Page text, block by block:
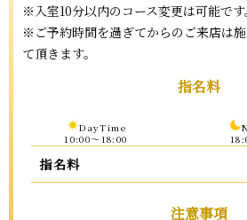
※入室10分以内のコース変更は可能です
※ご予約時間を過ぎてからのご来店は
て頂きます。
指名料
DayTime
10:00〜18:00
指名料
注意事項